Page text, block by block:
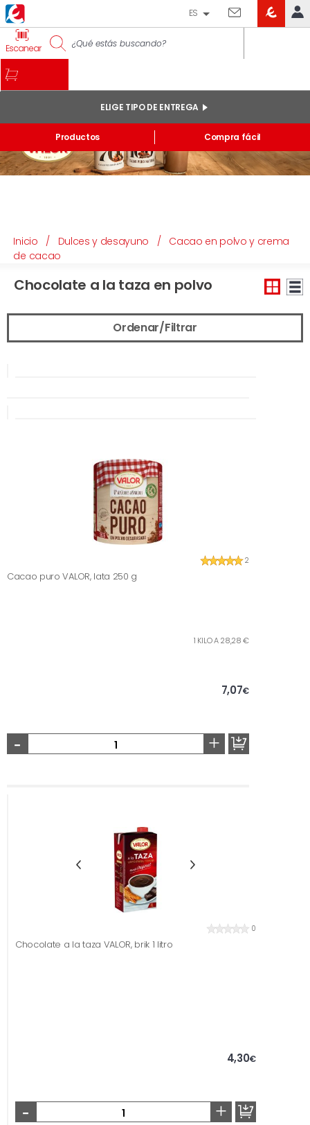
IDENTIFÍCATE
Pedidos online
Mis productos comprados en tienda y online
Listas
ES
Escanear
Productos
ELIGE TIPO DE ENTREGA
Compra fácil
Inicio / Dulces y desayuno /
Cacao en polvo y crema
de cacao
Chocolate a la taza en polvo
Ordenar/Filtrar
2
Cacao puro VALOR, lata 250 g
1 KILO A 28,28 €
7,07€
- +
0
Chocolate a la taza VALOR, brik 1 litro
4,30€
- +